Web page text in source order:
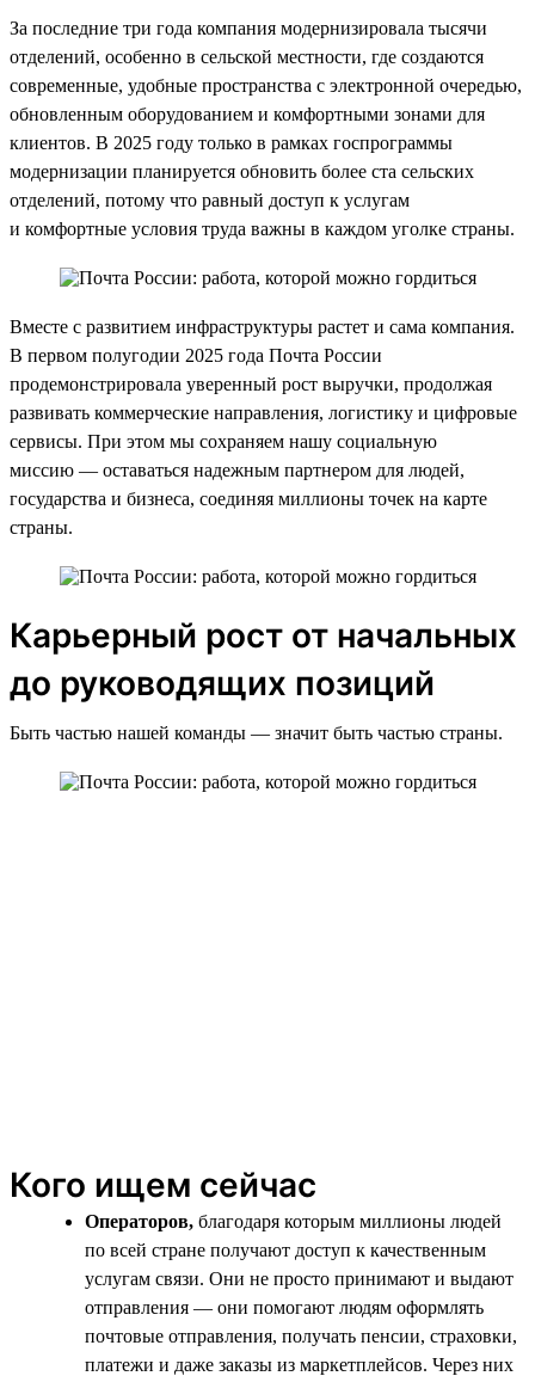
За последние три года компания модернизировала тысячи
отделений, особенно в сельской местности, где создаются
современные, удобные пространства с электронной очередью,
обновленным оборудованием и комфортными зонами для
клиентов. В 2025 году только в рамках госпрограммы
модернизации планируется обновить более ста сельских
отделений, потому что равный доступ к услугам
и комфортные условия труда важны в каждом уголке страны.
Вместе с развитием инфраструктуры растет и сама компания.
В первом полугодии 2025 года Почта России
продемонстрировала уверенный рост выручки, продолжая
развивать коммерческие направления, логистику и цифровые
сервисы. При этом мы сохраняем нашу социальную
миссию — оставаться надежным партнером для людей,
государства и бизнеса, соединяя миллионы точек на карте
страны.
Карьерный рост от начальных
до руководящих позиций
Быть частью нашей команды — значит быть частью страны.
Кого ищем сейчас
Операторов, благодаря которым миллионы людей
по всей стране получают доступ к качественным
услугам связи. Они не просто принимают и выдают
отправления — они помогают людям оформлять
почтовые отправления, получать пенсии, страховки,
платежи и даже заказы из маркетплейсов. Через них